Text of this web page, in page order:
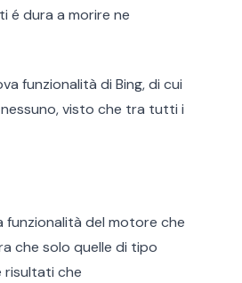
é dura a morire ne
funzionalità di Bing, di cui
visto che tra tutti i
del motore che
che solo quelle di tipo
risultati che